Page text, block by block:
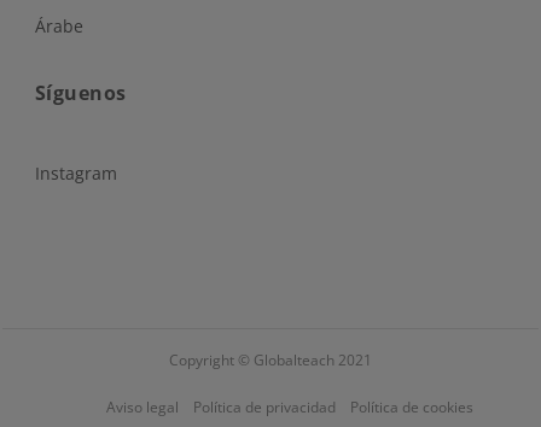
Árabe
Síguenos
Instagram
Copyright © Globalteach 2021
Aviso legal Política de privacidad Política de cookies